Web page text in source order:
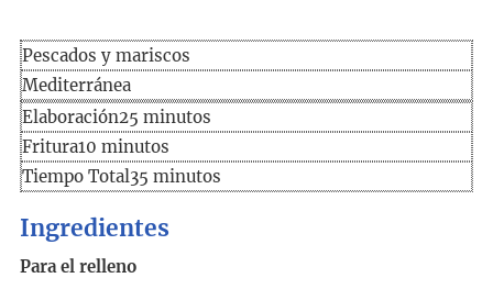
Pescados y mariscos
Mediterránea
Elaboración
Elaboración25minutos
minutos
Fritura10minutos
minutos
Tiempo
Tiempo Total35minutos
minutos
Ingredientes
Para el relleno